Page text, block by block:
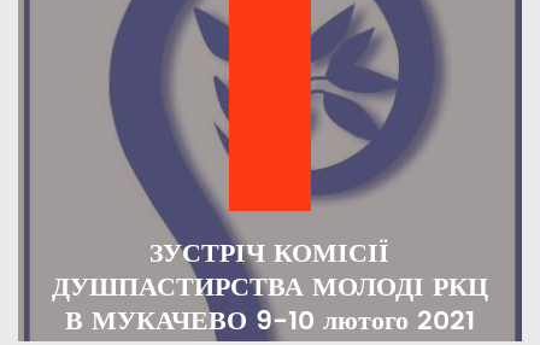
ЗУСТРІЧ КОМІСІЇ
ДУШПАСТИРСТВА МОЛОДІ РКЦ
В МУКАЧЕВО 9-10 лютого 2021